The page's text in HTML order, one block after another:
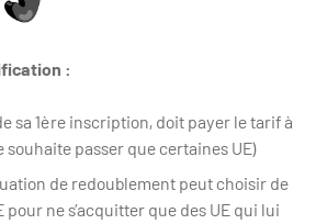
:
sa 1ère inscription, doit payer le tarif à
souhaite passer que certaines UE)
de redoublement peut choisir de
pour ne s’acquitter que des UE qui lui